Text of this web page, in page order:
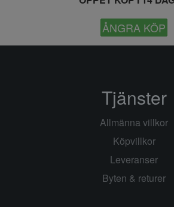
ÅNGRA KÖP
Tjänster
Allmänna villkor
Köpvillkor
Leveranser
Byten & returer